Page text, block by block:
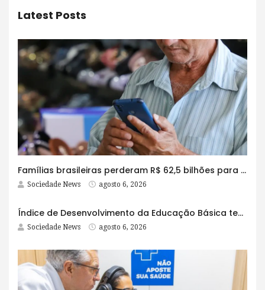
Latest Posts
Famílias brasileiras perderam R$ 62,5 bilhões para bets em 2025
Sociedade News agosto 6, 2026
Índice de Desenvolvimento da Educação Básica tem elevação em todas as etapas
Sociedade News agosto 6, 2026